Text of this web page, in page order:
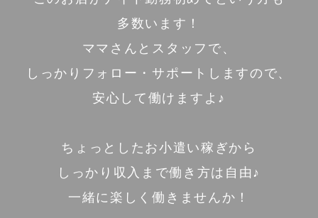
多数います！
ママさんとスタッフで、
しっかりフォロー・サポートしますので、
安心して働けますよ♪
ちょっとしたお小遣い稼ぎから
しっかり収入まで働き方は自由♪
一緒に楽しく働きませんか！